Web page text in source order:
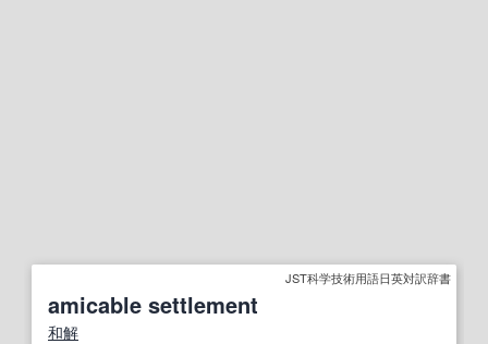
JST科学技術用語日英対訳辞書
amicable settlement
和解